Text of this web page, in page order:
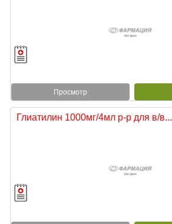
Просмотр
Глиатилин 1000мг/4мл р-р для в/в...